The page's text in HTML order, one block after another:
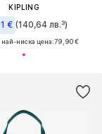
KIPLING
€ (140,64 лв.³)
най-ниска цена:79,90 €